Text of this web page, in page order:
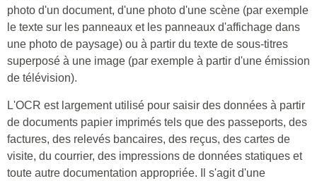
photo d'un document, d'une photo d'une scène (par exemple
le texte sur les panneaux et les panneaux d'affichage dans
une photo de paysage) ou à partir du texte de sous-titres
superposé à une image (par exemple à partir d'une émission
de télévision).
L'OCR est largement utilisé pour saisir des données à partir
de documents papier imprimés tels que des passeports, des
factures, des relevés bancaires, des reçus, des cartes de
visite, du courrier, des impressions de données statiques et
toute autre documentation appropriée. Il s'agit d'une